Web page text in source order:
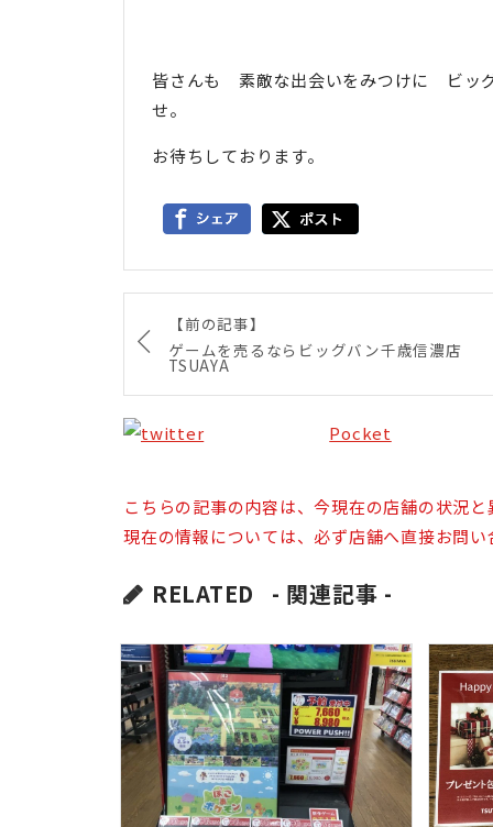
皆さんも 素敵な出会いをみつけに ビ
せ。
お待ちしております。
【前の記事】
ゲームを売るならビッグバン千歳信濃店
TSUAYA
Pocket
こちらの記事の内容は、今現在の店舗の状況
現在の情報については、必ず店舗へ直接お問
RELATED - 関連記事 -